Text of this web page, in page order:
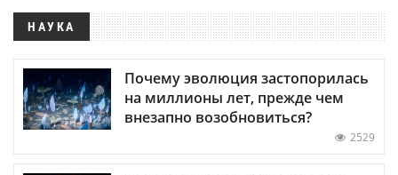
НАУКА
Почему эволюция застопорилась
на миллионы лет, прежде чем
внезапно возобновиться?
2529